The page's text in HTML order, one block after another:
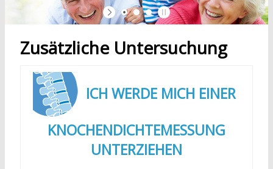
Zusätzliche Untersuchung
ICH WERDE MICH EINER
KNOCHENDICHTEMESSUNG
UNTERZIEHEN